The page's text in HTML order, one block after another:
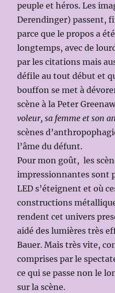
peuple et héros. Les
Derendinger) passent,
parce que le propos a
longtemps, avec de
par les citations mais
défile au tout début et
bouffon se met à
scène à la Peter
voleur, sa femme et son
scènes
l’âme du défunt.
Pour mon goût, les
impressionnantes sont
LED s’éteignent et où
constructions
rendent cet univers
aidé des lumières très
Bauer. Mais très vite,
comprises par le
ce qui se passe non le
sur la scène.